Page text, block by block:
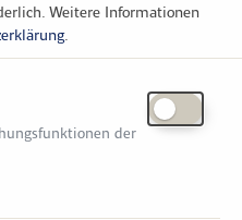
Weitere Informationen
.
der